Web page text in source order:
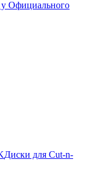
Диски для Cut-n-